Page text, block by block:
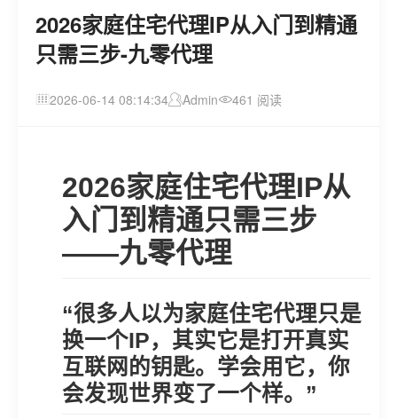
2026家庭住宅代理IP从入门到精通
只需三步-九零代理
2026-06-14 08:14:34 Admin 461 阅读
2026家庭住宅代理IP从
入门到精通只需三步
——九零代理
“很多人以为家庭住宅代理只是
换一个IP，其实它是打开真实
互联网的钥匙。学会用它，你
会发现世界变了一个样。”